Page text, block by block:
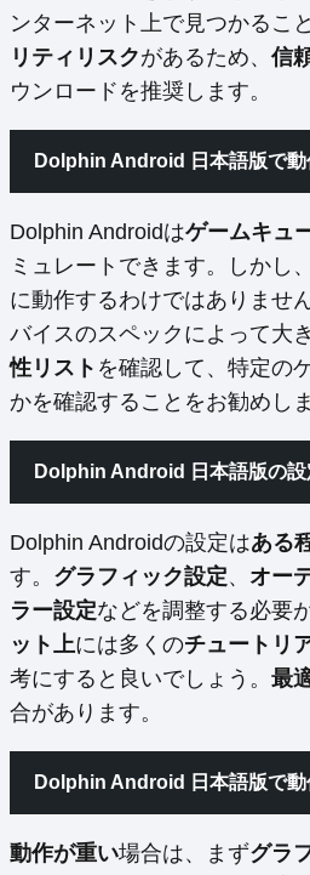
ンターネット上で見つかるこ
リティリスクがあるため、 信
ウンロードを推奨します。
Dolphin Android 日本語版で動
Dolphin Androidはゲームキュ
ミュレートできます。しかし、
に動作するわけではありませ
バイスのスペックによって大
性リスト を確認して、特定の
かを確認することをお勧めしま
Dolphin Android 日本語版の設
Dolphin Androidの設定はある
す。 グラフィック設定、 オー
ラー設定などを調整する必要
ット上には多くのチュートリ
考にすると良いでしょう。 最
合があります。
Dolphin Android 日本語版で動
動作が重い場合は、まずグラ